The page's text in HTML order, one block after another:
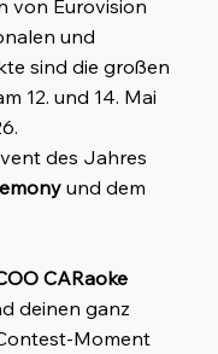
von Eurovision
und
sind die großen
12. und 14. Mai
des Jahres
und dem
CARaoke
deinen ganz
Moment